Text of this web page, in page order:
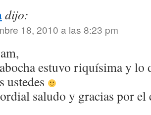
dijo:
18, 2010 a las 8:23 pm
estuvo riquísima y lo
ustedes
saludo y gracias por el